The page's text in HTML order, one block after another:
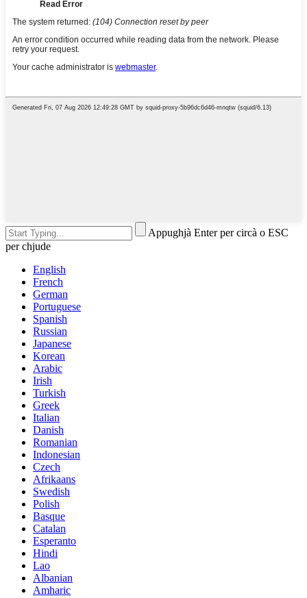
Appughjà Enter per circà o ESC
per chjude
English
French
German
Portuguese
Spanish
Russian
Japanese
Korean
Arabic
Irish
Turkish
Greek
Italian
Danish
Romanian
Indonesian
Czech
Afrikaans
Swedish
Polish
Basque
Catalan
Esperanto
Hindi
Lao
Albanian
Amharic